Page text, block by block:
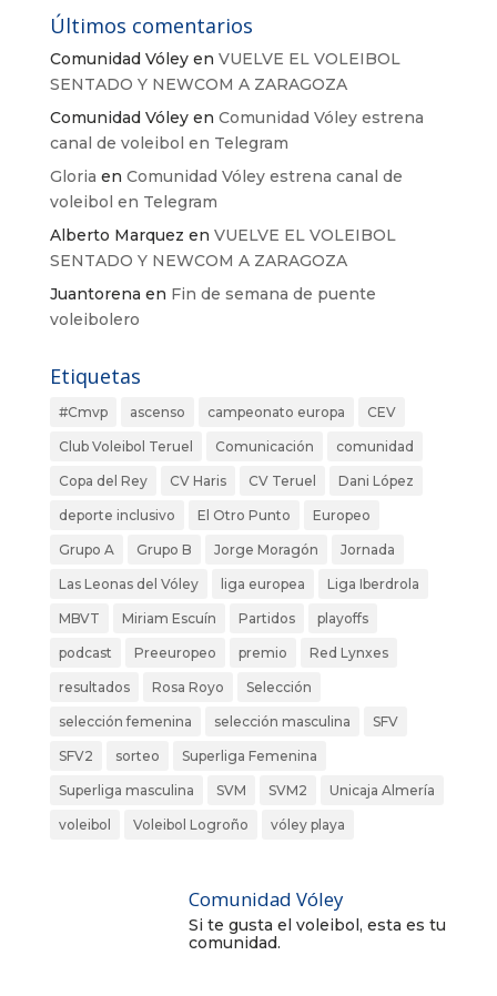
Últimos comentarios
Comunidad Vóleyen VUELVE EL VOLEIBOL
SENTADO Y NEWCOM A ZARAGOZA
Comunidad Vóleyen Comunidad Vóley estrena
canal de voleibol en Telegram
Gloria en Comunidad Vóley estrena canal de
voleibol en Telegram
Alberto Marquez en VUELVE EL VOLEIBOL
SENTADO Y NEWCOM A ZARAGOZA
Juantorena en Fin de semana de puente
voleibolero
Etiquetas
#Cmvp ascenso campeonato europa CEV
Club Voleibol Teruel Comunicación comunidad
Copa del Rey CV Haris CV Teruel Dani López
deporte inclusivo El Otro Punto Europeo
Grupo A Grupo B Jorge Moragón Jornada
Las Leonas del Vóley liga europea Liga Iberdrola
MBVT Miriam Escuín Partidos playoffs
podcast Preeuropeo premio Red Lynxes
resultados Rosa Royo Selección
selección femenina selección masculina SFV
SFV2 sorteo Superliga Femenina
Superliga masculina SVM SVM2 Unicaja Almería
voleibol Voleibol Logroño vóley playa
Comunidad Vóley
Si te gusta el voleibol, esta es tu
comunidad.